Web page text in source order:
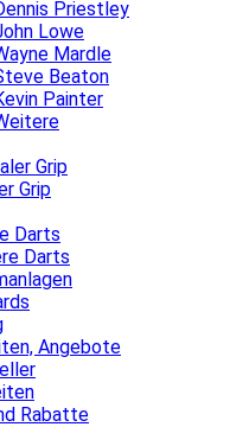
Priestley
Lowe
Mardle
Beaton
Painter
Grip
Grip
Darts
Darts
Angebote
Rabatte